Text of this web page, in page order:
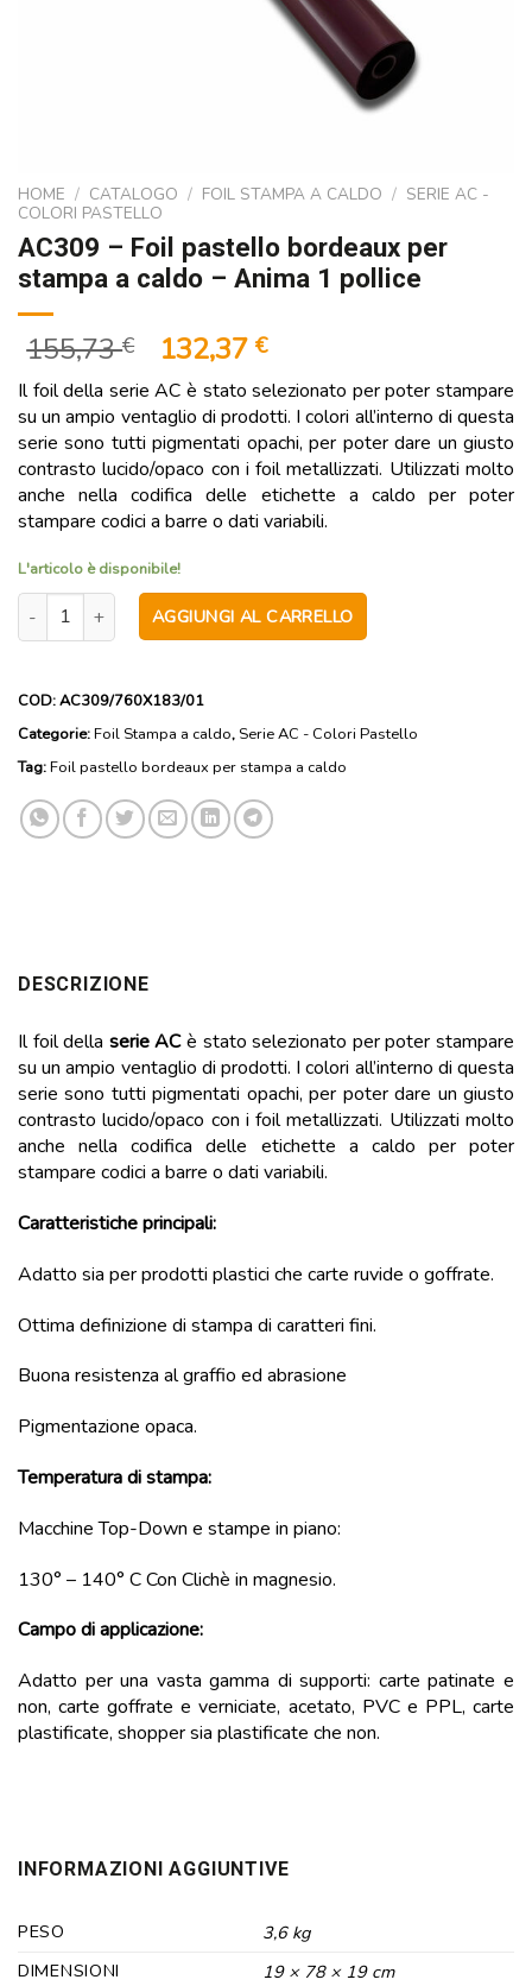
HOME / CATALOGO / FOIL STAMPA A CALDO / SERIE AC -
COLORI PASTELLO
AC309 – Foil pastello bordeaux per
stampa a caldo – Anima 1 pollice
155,73€ Il
prezzo
originale
era:
155,73 €.
132,37 €Il
prezzo
attuale
è:
132,37 €.
Il foil della serie AC è stato selezionato per poter stampare
su un ampio ventaglio di prodotti. I colori all’interno di questa
serie sono tutti pigmentati opachi, per poter dare un giusto
contrasto lucido/opaco con i foil metallizzati. Utilizzati molto
anche nella codifica delle etichette a caldo per poter
stampare codici a barre o dati variabili.
L'articolo è disponibile!
AC309 - Foil pastello bordeaux per stampa a caldo - Anima 1
AGGIUNGI AL CARRELLO
COD:AC309/760X183/01
Categorie:Foil Stampa a caldo, Serie AC - Colori Pastello
Tag:Foil pastello bordeaux per stampa a caldo
DESCRIZIONE
Il foil della serie AC è stato selezionato per poter stampare
su un ampio ventaglio di prodotti. I colori all’interno di questa
serie sono tutti pigmentati opachi, per poter dare un giusto
contrasto lucido/opaco con i foil metallizzati. Utilizzati molto
anche nella codifica delle etichette a caldo per poter
stampare codici a barre o dati variabili.
Caratteristiche principali:
Adatto sia per prodotti plastici che carte ruvide o goffrate.
Ottima definizione di stampa di caratteri fini.
Buona resistenza al graffio ed abrasione
Pigmentazione opaca.
Temperatura di stampa:
Macchine Top-Down e stampe in piano:
130° – 140° C Con Clichè in magnesio.
Campo di applicazione:
Adatto per una vasta gamma di supporti: carte patinate e
non, carte goffrate e verniciate, acetato, PVC e PPL, carte
plastificate, shopper sia plastificate che non.
INFORMAZIONI AGGIUNTIVE
PESO
3,6 kg
DIMENSIONI
19 × 78 × 19 cm